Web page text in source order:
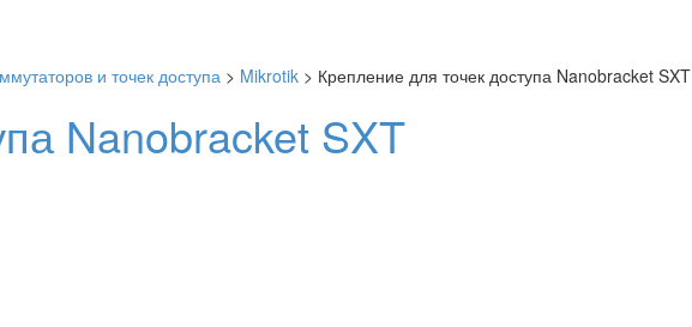
и точек доступа > Mikrotik > Крепление для точек доступа Nanobracket SXT
Nanobracket SXT